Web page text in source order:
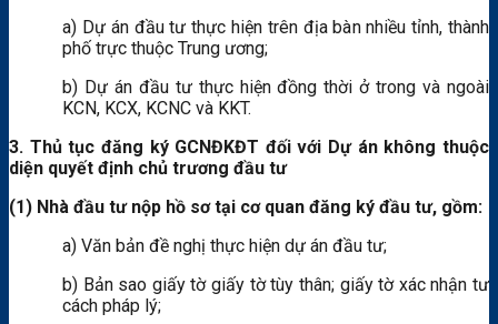
a) Dự án đầu tư thực hiện trên địa bàn nhiều tỉnh, thành
phố trực thuộc Trung ương;
b) Dự án đầu tư thực hiện đồng thời ở trong và ngoài
KCN, KCX, KCNC và KKT.
3. Thủ tục đăng ký GCNĐKĐT đối với Dự án không thuộc
diện quyết định chủ trương đầu tư
(1) Nhà đầu tư nộp hồ sơ tại cơ quan đăng ký đầu tư, gồm:
a) Văn bản đề nghị thực hiện dự án đầu tư;
b) Bản sao giấy tờ giấy tờ tùy thân; giấy tờ xác nhận tư
cách pháp lý;